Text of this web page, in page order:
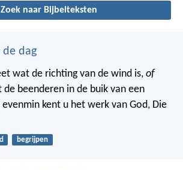
Zoek naar Bijbelteksten
dag
wat de richting van de wind is, of
de beenderen in de buik van een
evenmin kent u het werk van God, Die
begrijpen